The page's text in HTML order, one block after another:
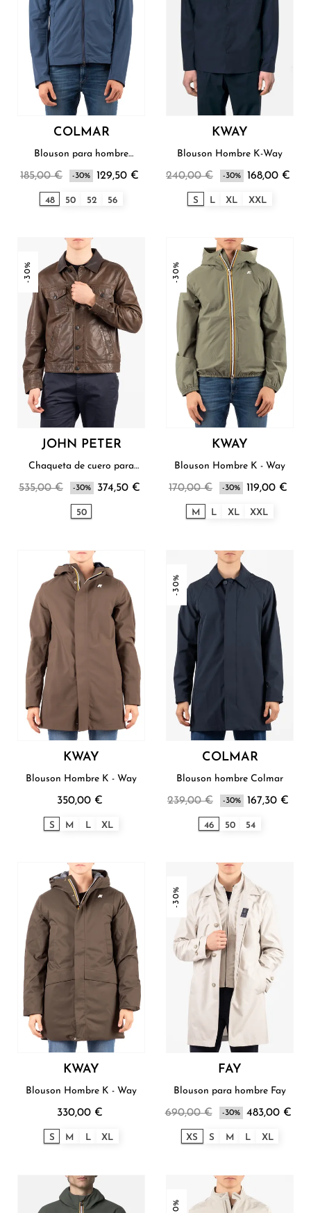
COLMAR
Blouson para hombre
185,00 € -30% 129,50 €
48 50 52 56
KWAY
Blouson Hombre K-Way
240,00 € -30% 168,00 €
S L XL XXL
-30%
JOHN PETER
Chaqueta de cuero para
535,00 € -30% 374,50 €
50
-30%
KWAY
Blouson Hombre K - Way
170,00 € -30% 119,00 €
M L XL XXL
KWAY
Blouson Hombre K - Way
350,00 €
S M L XL
-30%
COLMAR
Blouson hombre Colmar
239,00 € -30% 167,30 €
46 50 54
KWAY
Blouson Hombre K - Way
330,00 €
S M L XL
-30%
FAY
Blouson para hombre Fay
690,00 € -30% 483,00 €
XS S M L XL